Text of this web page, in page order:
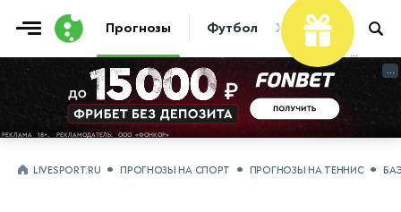
Прогнозы Футбол Хоккей Теннис
Фрибет
...
...
LIVESPORT.RU ПРОГНОЗЫ НА СПОРТ ПРОГНОЗЫ НА ТЕННИС